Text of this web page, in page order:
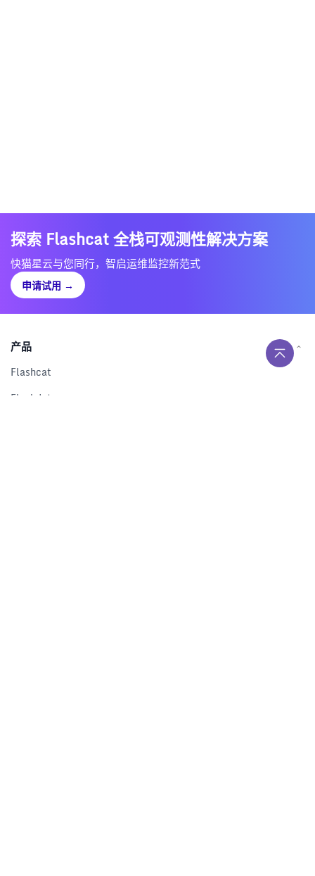
探索 Flashcat 全栈可观测性解决方案
快猫星云与您同行，智启运维监控新范式
申请试用 →
产品
Flashcat
Flashduty